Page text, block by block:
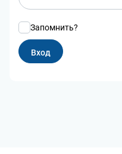
Запомнить?